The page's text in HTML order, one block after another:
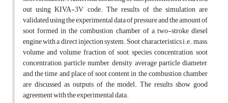
out using KIVA-3V code. The results of the simulation are
validated using the experimental data of pressure and the amount of
soot formed in the combustion chamber of a two-stroke diesel
engine with a direct injection system. Soot characteristics i.e., mass,
volume and volume fraction of soot, species concentration, soot
concentration, particle number density, average particle diameter,
and the time and place of soot content in the combustion chamber
are discussed as outputs of the model. The results show good
agreement with the experimental data.